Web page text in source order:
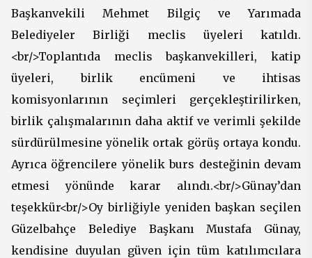
Başkanvekili Mehmet Bilgiç ve Yarımada
Belediyeler Birliği meclis üyeleri katıldı.
<br/>Toplantıda meclis başkanvekilleri, katip
üyeleri, birlik encümeni ve ihtisas
komisyonlarının seçimleri gerçekleştirilirken,
birlik çalışmalarının daha aktif ve verimli şekilde
sürdürülmesine yönelik ortak görüş ortaya kondu.
Ayrıca öğrencilere yönelik burs desteğinin devam
etmesi yönünde karar alındı.<br/>Günay’dan
teşekkür<br/>Oy birliğiyle yeniden başkan seçilen
Güzelbahçe Belediye Başkanı Mustafa Günay,
kendisine duyulan güven için tüm katılımcılara